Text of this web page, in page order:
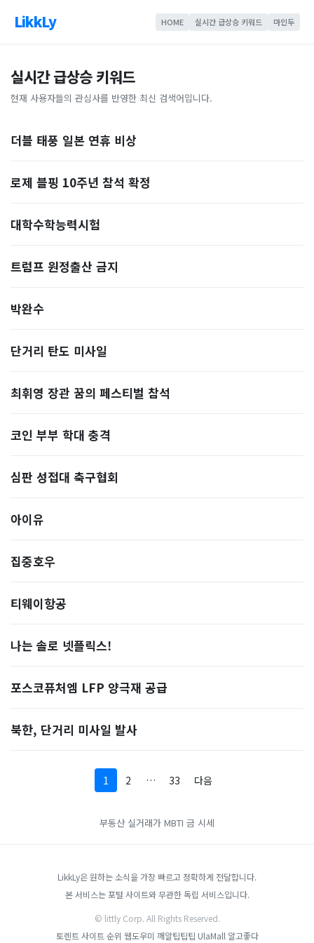
LikkLy HOME 실시간 급상승 키워드 마인두
실시간 급상승 키워드
현재 사용자들의 관심사를 반영한 최신 검색어입니다.
더블 태풍 일본 연휴 비상
로제 블핑 10주년 참석 확정
대학수학능력시험
트럼프 원정출산 금지
박완수
단거리 탄도 미사일
최휘영 장관 꿈의 페스티벌 참석
코인 부부 학대 충격
심판 성접대 축구협회
아이유
집중호우
티웨이항공
나는 솔로 넷플릭스!
포스코퓨처엠 LFP 양극재 공급
북한, 단거리 미사일 발사
1 2 … 33 다음
부동산 실거래가 MBTI 금 시세
LikkLy은 원하는 소식을 가장 빠르고 정확하게 전달합니다.
본 서비스는 포털 사이트와 무관한 독립 서비스입니다.
© littly Corp. All Rights Reserved.
토렌트 사이트 순위 웹도우미 깨알팁팁팁 UlaMall 알고좋다